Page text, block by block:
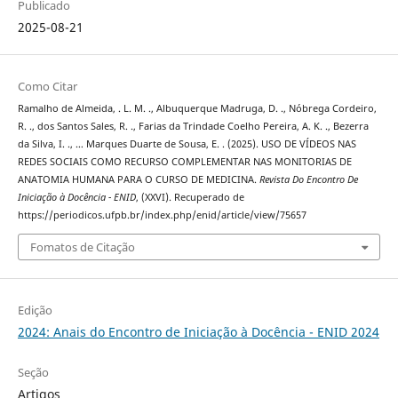
Publicado
2025-08-21
Como Citar
Ramalho de Almeida, . L. M. ., Albuquerque Madruga, D. ., Nóbrega Cordeiro,
R. ., dos Santos Sales, R. ., Farias da Trindade Coelho Pereira, A. K. ., Bezerra
da Silva, I. ., … Marques Duarte de Sousa, E. . (2025). USO DE VÍDEOS NAS
REDES SOCIAIS COMO RECURSO COMPLEMENTAR NAS MONITORIAS DE
ANATOMIA HUMANA PARA O CURSO DE MEDICINA. Revista Do Encontro De
Iniciação à Docência - ENID, (XXVI). Recuperado de
https://periodicos.ufpb.br/index.php/enid/article/view/75657
Fomatos de Citação
Edição
2024: Anais do Encontro de Iniciação à Docência - ENID 2024
Seção
Artigos